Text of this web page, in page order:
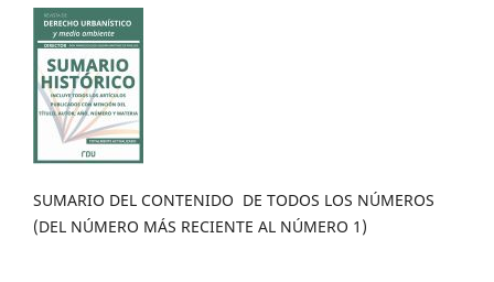
SUMARIO DEL CONTENIDO DE TODOS LOS NÚMEROS
(DEL NÚMERO MÁS RECIENTE AL NÚMERO 1)